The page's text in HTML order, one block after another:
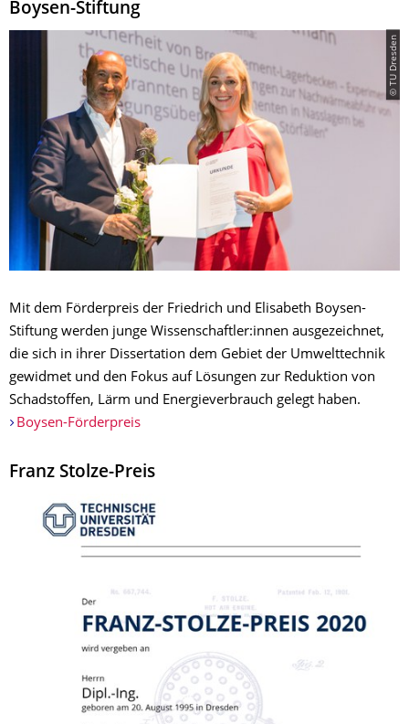
Boysen-Stiftung
© TU Dresden
Mit dem Förderpreis der Friedrich und Elisabeth Boysen-
Stiftung werden junge Wissenschaftler:innen ausgezeichnet,
die sich in ihrer Dissertation dem Gebiet der Umwelttechnik
gewidmet und den Fokus auf Lösungen zur Reduktion von
Schadstoffen, Lärm und Energieverbrauch gelegt haben.
Boysen-Förderpreis
Franz Stolze-Preis